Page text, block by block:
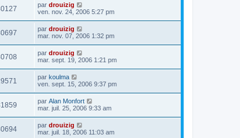
par drouizig
ven. nov. 24, 2006 5:27 pm
par drouizig
mar. nov. 07, 2006 1:32 pm
par drouizig
mar. sept. 19, 2006 1:21 pm
par koulma
ven. sept. 15, 2006 9:37 pm
par Alan Monfort
mar. juil. 25, 2006 9:33 am
par drouizig
mar. juil. 18, 2006 11:03 am